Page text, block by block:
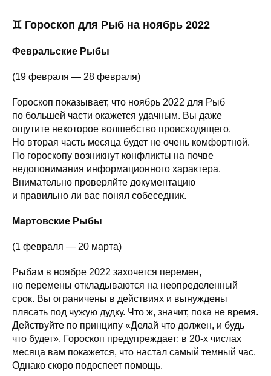
♊ Гороскоп для Рыб на ноябрь 2022
Февральские Рыбы
(19 февраля — 28 февраля)
Гороскоп показывает, что ноябрь 2022 для Рыб
по большей части окажется удачным. Вы даже
ощутите некоторое волшебство происходящего.
Но вторая часть месяца будет не очень комфортной.
По гороскопу возникнут конфликты на почве
недопонимания информационного характера.
Внимательно проверяйте документацию
и правильно ли вас понял собеседник.
Мартовские Рыбы
(1 февраля — 20 марта)
Рыбам в ноябре 2022 захочется перемен,
но перемены откладываются на неопределенный
срок. Вы ограничены в действиях и вынуждены
плясать под чужую дудку. Что ж, значит, пока не время.
Действуйте по принципу «Делай что должен, и будь
что будет». Гороскоп предупреждает: в 20-х числах
месяца вам покажется, что настал самый темный час.
Однако скоро подоспеет помощь.